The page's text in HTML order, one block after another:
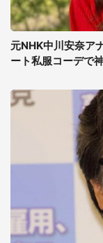
元NHK中川安奈ア
ート私服コーデで